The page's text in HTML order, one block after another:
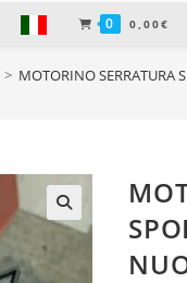
0 0,00€
> MOTORINO SERRATURA